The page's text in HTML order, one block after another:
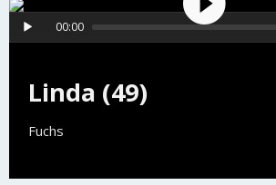
Linda (49)
Fuchs
00:00